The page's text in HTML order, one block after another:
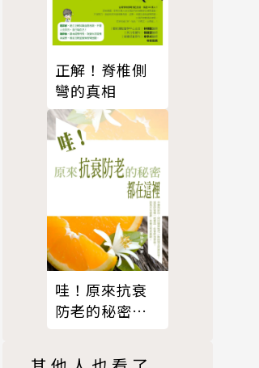
正解！脊椎側
彎的真相
哇！原來抗衰
防老的秘密都